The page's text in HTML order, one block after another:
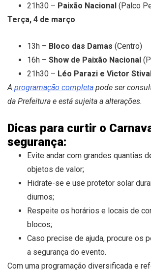
21h30 – Paixão Nacional (Palco
Terça, 4 de março
13h – Bloco das Damas (Centro)
16h – Show de Paixão Nacional
21h30 – Léo Parazi e Victor
A programação completa pode ser
da Prefeitura e está sujeita a alterações.
Dicas para curtir o
segurança:
Evite andar com grandes quantias
objetos de valor;
Hidrate-se e use protetor solar
diurnos;
Respeite os horários e locais de
blocos;
Caso precise de ajuda, procure os
a segurança do evento.
Com uma programação diversificada e